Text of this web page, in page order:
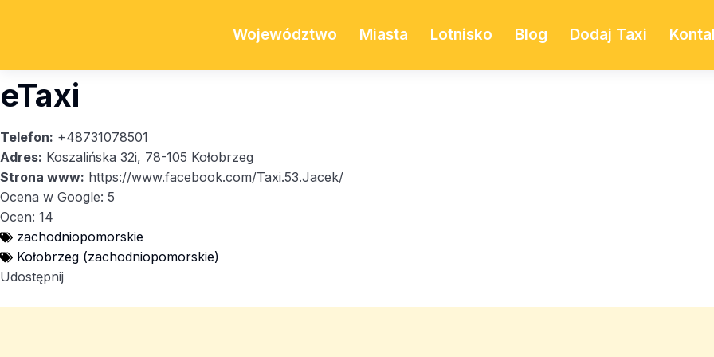
Województwo Miasta Lotnisko Blog Dodaj Taxi
eTaxi
Telefon: +48731078501
Adres: Koszalińska 32i, 78-105 Kołobrzeg
Strona www: https://www.facebook.com/Taxi.53.Jacek/
Ocena w Google: 5
Ocen: 14
zachodniopomorskie
Kołobrzeg (zachodniopomorskie)
Udostępnij